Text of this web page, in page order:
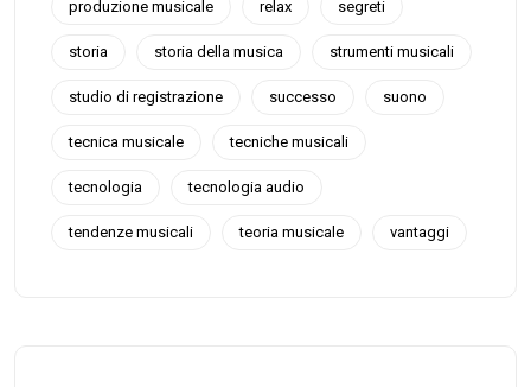
produzione musicale relax segreti
storia storia della musica strumenti musicali
studio di registrazione successo suono
tecnica musicale tecniche musicali
tecnologia tecnologia audio
tendenze musicali teoria musicale vantaggi